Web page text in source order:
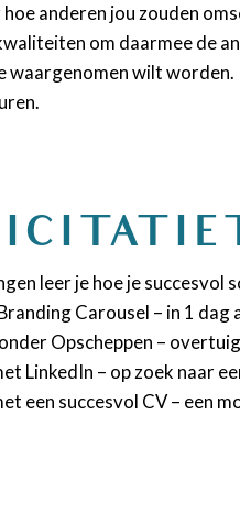
hoe anderen jou zouden
om daarmee de
waargenomen wilt
leer je hoe je succesvol
Carousel – in 1
Opscheppen –
LinkedIn – op zoek naar
een succesvol CV – een